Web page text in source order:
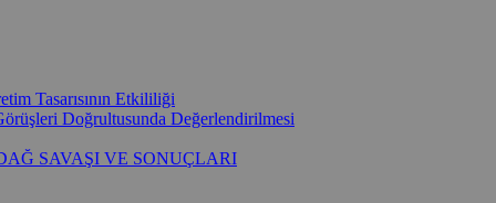
Tasarısının Etkililiği
Doğrultusunda Değerlendirilmesi
SAVAŞI VE SONUÇLARI